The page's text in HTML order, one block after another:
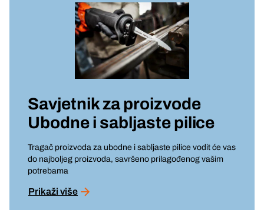
Savjetnik za proizvode
Ubodne i sabljaste pilice
Tragač proizvoda za ubodne i sabljaste pilice vodit će vas
do najboljeg proizvoda, savršeno prilagođenog vašim
potrebama
Prikaži više